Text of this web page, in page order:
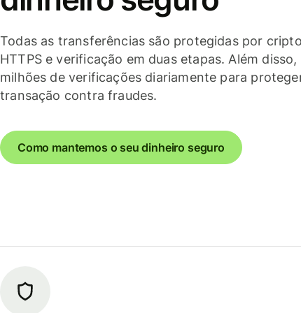
Todas as transferências são protegidas por
HTTPS e verificação em duas etapas. Além
milhões de verificações diariamente para
transação contra fraudes.
Como mantemos o seu dinheiro seguro